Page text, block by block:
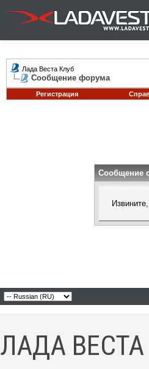
Лада Веста Клуб
Сообщение форума
Регистрация
Сообщение
ЛАДА ВЕСТА